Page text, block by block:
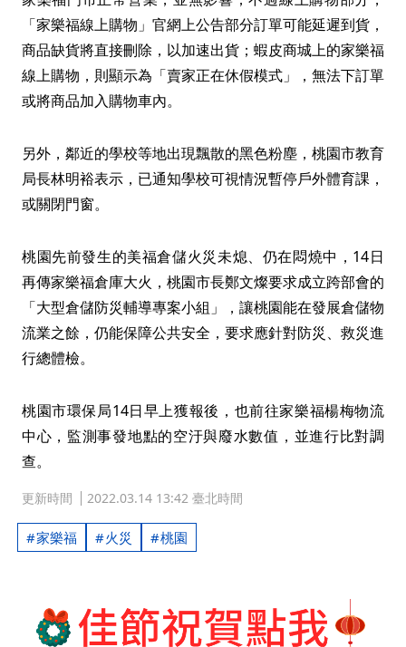
「家樂福線上購物」官網上公告部分訂單可能延遲到貨，
商品缺貨將直接刪除，以加速出貨；蝦皮商城上的家樂福
線上購物，則顯示為「賣家正在休假模式」，無法下訂單
或將商品加入購物車內。
另外，鄰近的學校等地出現飄散的黑色粉塵，桃園市教育
局長林明裕表示，已通知學校可視情況暫停戶外體育課，
或關閉門窗。
桃園先前發生的美福倉儲火災未熄、仍在悶燒中，14日
再傳家樂福倉庫大火，桃園市長鄭文燦要求成立跨部會的
「大型倉儲防災輔導專案小組」，讓桃園能在發展倉儲物
流業之餘，仍能保障公共安全，要求應針對防災、救災進
行總體檢。
桃園市環保局14日早上獲報後，也前往家樂福楊梅物流
中心，監測事發地點的空汙與廢水數值，並進行比對調
查。
更新時間 2022.03.14 13:42 臺北時間
家樂福 火災 桃園